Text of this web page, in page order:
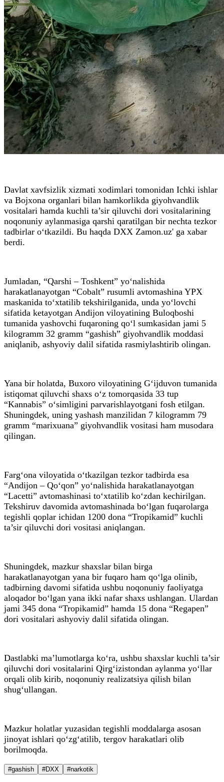
Davlat xavfsizlik xizmati xodimlari tomonidan Ichki ishlar
va Bojxona organlari bilan hamkorlikda giyohvandlik
vositalari hamda kuchli ta’sir qiluvchi dori vositalarining
noqonuniy aylanmasiga qarshi qaratilgan bir nechta tezkor
tadbirlar o‘tkazildi. Bu haqda DXX Zamon.uz' ga xabar
berdi.
Jumladan, “Qarshi – Toshkent” yo‘nalishida
harakatlanayotgan “Cobalt” rusumli avtomashina YPX
maskanida to‘xtatilib tekshirilganida, unda yo‘lovchi
sifatida ketayotgan Andijon viloyatining Buloqboshi
tumanida yashovchi fuqaroning qo‘l sumkasidan jami 5
kilogramm 32 gramm “gashish” giyohvandlik moddasi
aniqlanib, ashyoviy dalil sifatida rasmiylashtirib olingan.
Yana bir holatda, Buxoro viloyatining G‘ijduvon tumanida
istiqomat qiluvchi shaxs o‘z tomorqasida 33 tup
“Kannabis” o‘simligini parvarishlayotgani fosh etilgan.
Shuningdek, uning yashash manzilidan 7 kilogramm 79
gramm “marixuana” giyohvandlik vositasi ham musodara
qilingan.
Farg‘ona viloyatida o‘tkazilgan tezkor tadbirda esa
“Andijon – Qo‘qon” yo‘nalishida harakatlanayotgan
“Lacetti” avtomashinasi to‘xtatilib ko‘zdan kechirilgan.
Tekshiruv davomida avtomashinada bo‘lgan fuqarolarga
tegishli qoplar ichidan 1200 dona “Tropikamid” kuchli
ta’sir qiluvchi dori vositasi aniqlangan.
Shuningdek, mazkur shaxslar bilan birga
harakatlanayotgan yana bir fuqaro ham qo‘lga olinib,
tadbirning davomi sifatida ushbu noqonuniy faoliyatga
aloqador bo‘lgan yana ikki nafar shaxs ushlangan. Ulardan
jami 345 dona “Tropikamid” hamda 15 dona “Regapen”
dori vositalari ashyoviy dalil sifatida olingan.
Dastlabki ma’lumotlarga ko‘ra, ushbu shaxslar kuchli ta’sir
qiluvchi dori vositalarini Qirg‘izistondan aylanma yo‘llar
orqali olib kirib, noqonuniy realizatsiya qilish bilan
shug‘ullangan.
Mazkur holatlar yuzasidan tegishli moddalarga asosan
jinoyat ishlari qo‘zg‘atilib, tergov harakatlari olib
borilmoqda.
#gashish #DXX #narkotik